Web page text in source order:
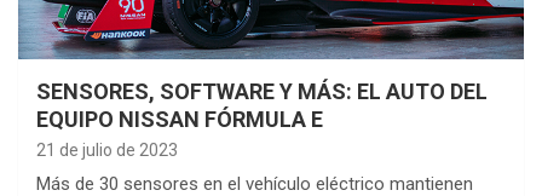
SENSORES, SOFTWARE Y MÁS: EL AUTO DEL
EQUIPO NISSAN FÓRMULA E
21 de julio de 2023
Más de 30 sensores en el vehículo eléctrico mantienen